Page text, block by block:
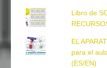
Libro de
EL
para el
(ES/EN)